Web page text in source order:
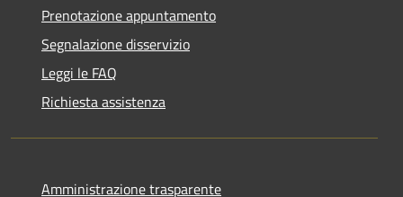
Prenotazione appuntamento
Segnalazione disservizio
Leggi le FAQ
Richiesta assistenza
Amministrazione trasparente